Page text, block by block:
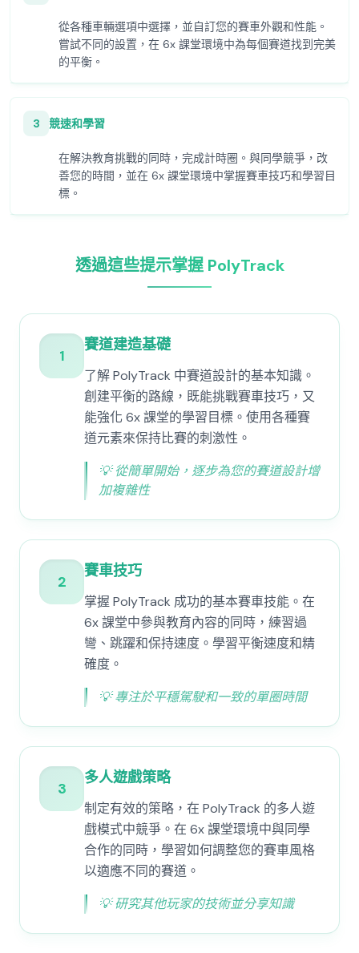
從各種車輛選項中選擇，並自訂您的賽車外觀和性能。
嘗試不同的設置，在 6x 課堂環境中為每個賽道找到完美
的平衡。
3 競速和學習
在解決教育挑戰的同時，完成計時圈。與同學競爭，改
善您的時間，並在 6x 課堂環境中掌握賽車技巧和學習目
標。
透過這些提示掌握 PolyTrack
1
賽道建造基礎
了解 PolyTrack 中賽道設計的基本知識。
創建平衡的路線，既能挑戰賽車技巧，又
能強化 6x 課堂的學習目標。使用各種賽
道元素來保持比賽的刺激性。
💡從簡單開始，逐步為您的賽道設計增
加複雜性
2
賽車技巧
掌握 PolyTrack 成功的基本賽車技能。在
6x 課堂中參與教育內容的同時，練習過
彎、跳躍和保持速度。學習平衡速度和精
確度。
💡專注於平穩駕駛和一致的單圈時間
3
多人遊戲策略
制定有效的策略，在 PolyTrack 的多人遊
戲模式中競爭。在 6x 課堂環境中與同學
合作的同時，學習如何調整您的賽車風格
以適應不同的賽道。
💡研究其他玩家的技術並分享知識